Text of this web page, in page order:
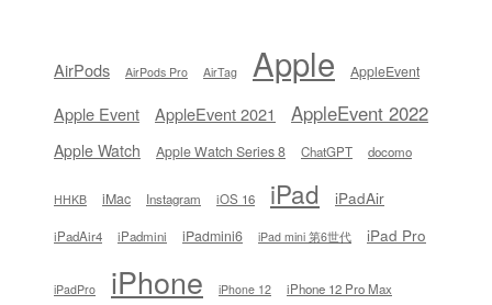
AirPods AirPods Pro AirTag Apple AppleEvent
Apple Event AppleEvent 2021 AppleEvent 2022
Apple Watch Apple Watch Series 8 ChatGPT docomo
HHKB iMac Instagram iOS 16 iPad iPadAir
iPadAir4 iPadmini iPadmini6 iPad mini 第6世代 iPad Pro
iPadPro iPhone iPhone 12 iPhone 12 Pro Max